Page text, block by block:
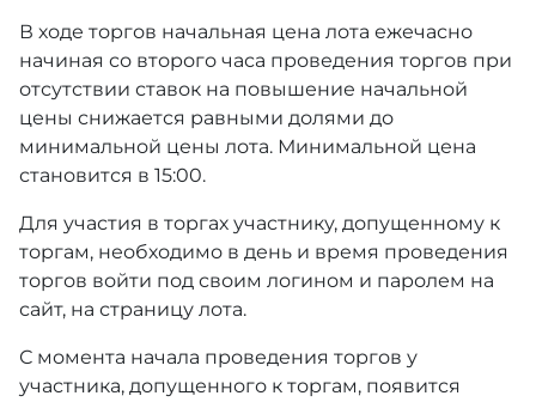
В ходе торгов начальная цена лота ежечасно
начиная со второго часа проведения торгов при
отсутствии ставок на повышение начальной
цены снижается равными долями до
минимальной цены лота. Минимальной цена
становится в 15:00.
Для участия в торгах участнику, допущенному к
торгам, необходимо в день и время проведения
торгов войти под своим логином и паролем на
сайт, на страницу лота.
С момента начала проведения торгов у
участника, допущенного к торгам, появится